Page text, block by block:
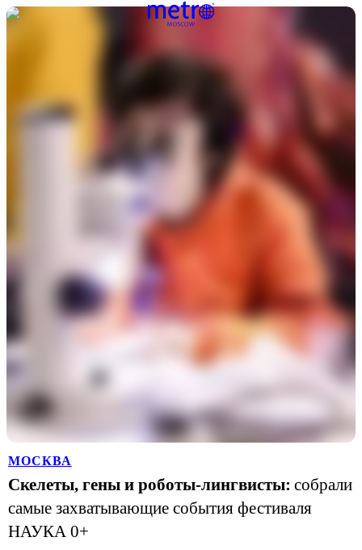
МОСКВА
Скелеты, гены и роботы-лингвисты: собрали
самые захватывающие события фестиваля
НАУКА 0+